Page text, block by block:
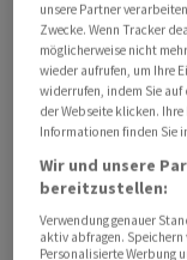
Teslamuss
Grund seien
die Sicht
könnten, teilte
NHTSA mit.
Teslarufe
zurück, da eine
unsere Partner
Zwecke. Wenn Tracker
möglicherweise nicht
wieder aufrufen, um Ihre
widerrufen, indem Sie auf
der Webseite klicken.
Informationen finden Sie
Wir und unsere
bereitzustellen:
Verwendung genauer
aktiv abfragen.
Personalisierte Werbung